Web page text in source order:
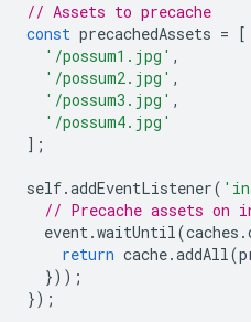
// Assets to precache
const precachedAssets =
[
'/possum1.jpg' ,
'/possum2.jpg' ,
'/possum3.jpg' ,
'/possum4.jpg'
];
self.addEventListener(
// Precache assets on
event.waitUntil(caches .
return cache.addAll(
}));
});